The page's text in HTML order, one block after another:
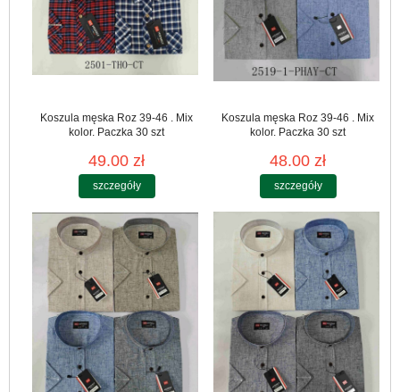
Koszula męska Roz 39-46 . Mix
kolor. Paczka 30 szt
49.00 zł
szczegóły
Koszula męska Roz 39-46 . Mix
kolor. Paczka 30 szt
48.00 zł
szczegóły